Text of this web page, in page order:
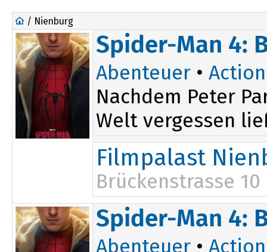
/ Nienburg
Spider-Man 4:
Abenteuer • Action
Nachdem Peter
Welt vergessen
Filmpalast
Brückenstrasse 10
16:00
19:30
Spider-Man 4:
Abenteuer • Action